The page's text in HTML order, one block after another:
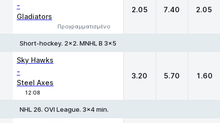
-
Gladiators
Προγραμματισμένο
2.05 7.40 2.05
Short-hockey. 2x2. MNHL B 3x5
Sky Hawks
-
Steel Axes
12:08
3.20 5.70 1.60
NHL 26. OVI League. 3x4 min.